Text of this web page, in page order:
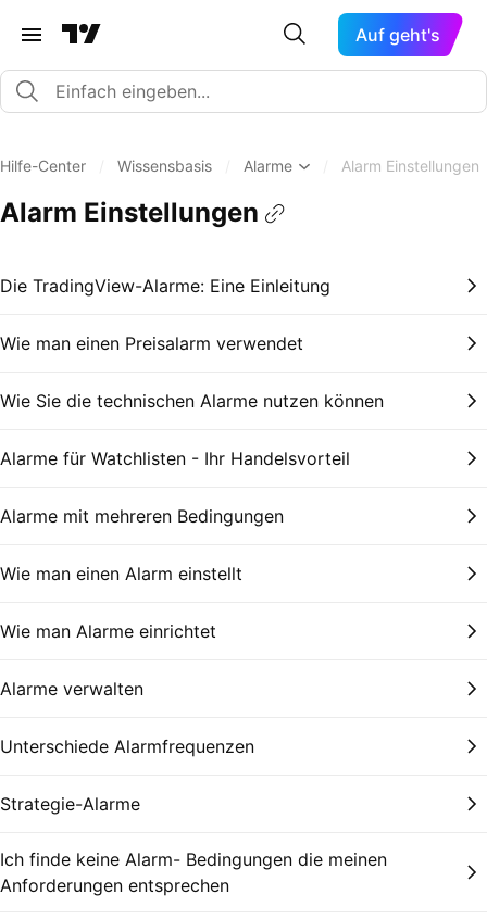
Auf geht's
Hilfe-Center Wissensbasis Alarme Alarm Einstellungen
Alarm Einstellungen
Die TradingView-Alarme: Eine Einleitung
Wie man einen Preisalarm verwendet
Wie Sie die technischen Alarme nutzen können
Alarme für Watchlisten - Ihr Handelsvorteil
Alarme mit mehreren Bedingungen
Wie man einen Alarm einstellt
Wie man Alarme einrichtet
Alarme verwalten
Unterschiede Alarmfrequenzen
Strategie-Alarme
Ich finde keine Alarm- Bedingungen die meinen
Anforderungen entsprechen